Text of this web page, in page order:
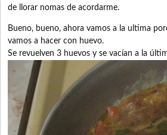
de llorar nomas de acordarme.
Bueno, bueno, ahora vamos a la ultima
vamos a hacer con huevo.
Se revuelven 3 huevos y se vacían a la